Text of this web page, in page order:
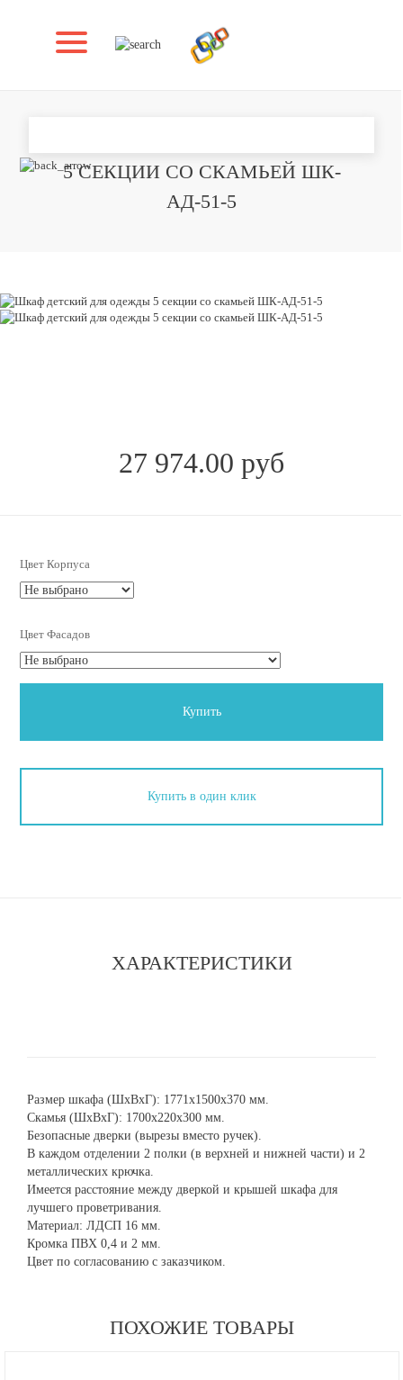
5 СЕКЦИИ СО СКАМЬЕЙ ШК-
АД-51-5
27 974.00 руб
Цвет Корпуса
Цвет Фасадов
Купить
Купить в один клик
ХАРАКТЕРИСТИКИ
Размер шкафа (ШхВхГ): 1771х1500х370 мм.
Скамья (ШхВхГ): 1700х220х300 мм.
Безопасные дверки (вырезы вместо ручек).
В каждом отделении 2 полки (в верхней и нижней части) и 2
металлических крючка.
Имеется расстояние между дверкой и крышей шкафа для
лучшего проветривания.
Материал: ЛДСП 16 мм.
Кромка ПВХ 0,4 и 2 мм.
Цвет по согласованию с заказчиком.
ПОХОЖИЕ ТОВАРЫ